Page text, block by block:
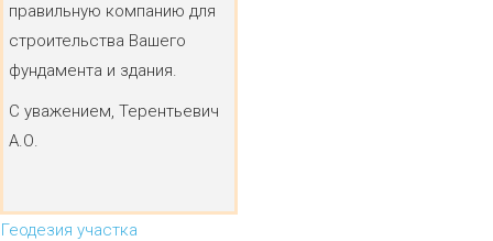
правильную компанию для
строительства Вашего
фундамента и здания.
С уважением, Терентьевич
А.О.
Геодезия участка